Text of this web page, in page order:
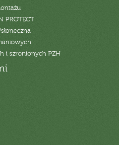
PROTECT
i szronionych PZH